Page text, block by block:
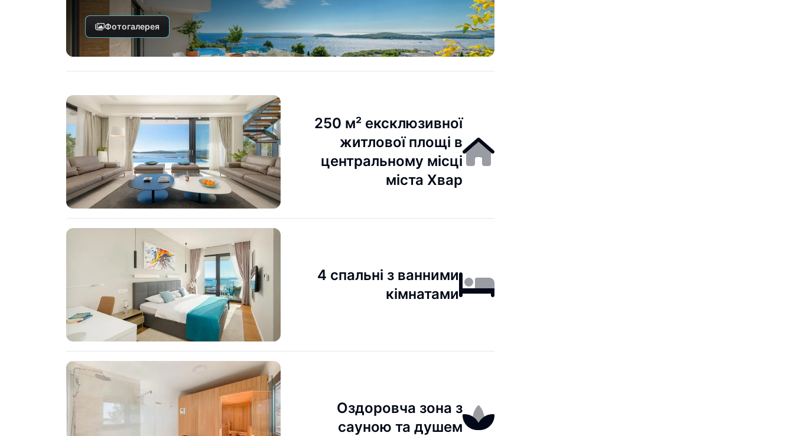
Фотогалерея
250 м² ексклюзивної
житлової площі в
центральному місці
міста Хвар
4 спальні з ванними
кімнатами
Оздоровча зона з
сауною та душем